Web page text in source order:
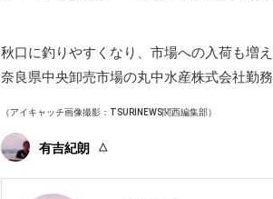
秋口に釣りやすくなり、市場への入荷も増
奈良県中央卸売市場の丸中水産株式会社勤務
（アイキャッチ画像撮影：TSURINEWS関西編集部）
有吉紀朗